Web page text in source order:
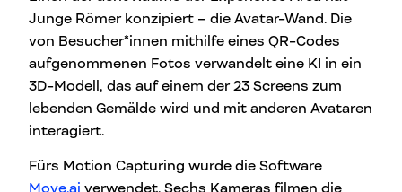
Junge Römer konzipiert – die Avatar-Wand. Die
von Besucher*innen mithilfe eines QR-Codes
aufgenommenen Fotos verwandelt eine KI in ein
3D-Modell, das auf einem der 23 Screens zum
lebenden Gemälde wird und mit anderen Avataren
interagiert.
Fürs Motion Capturing wurde die Software
Move.ai verwendet. Sechs Kameras filmen die